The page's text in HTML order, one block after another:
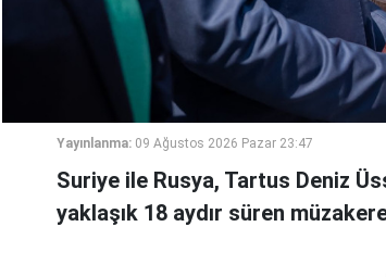
Yayınlanma: 09 Ağustos 2026 Pazar 23:47
Suriye ile Rusya, Tartus Deniz
yaklaşık 18 aydır süren